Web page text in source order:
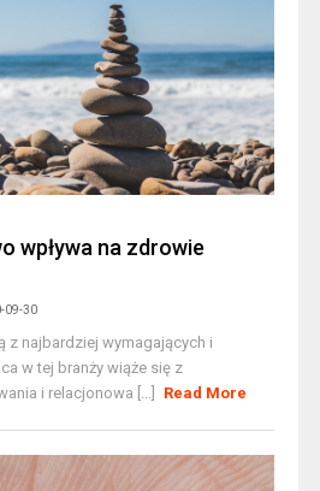
wpływa na zdrowie
09-30
z najbardziej wymagających i
w tej branży wiąże się z
i relacjonowa [...]
Read More